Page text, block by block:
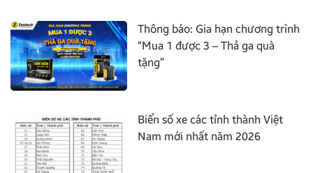
Thông báo: Gia hạn chương trình
“Mua 1 được 3 – Thả ga quà
tặng”
Biển số xe các tỉnh thành Việt
Nam mới nhất năm 2026